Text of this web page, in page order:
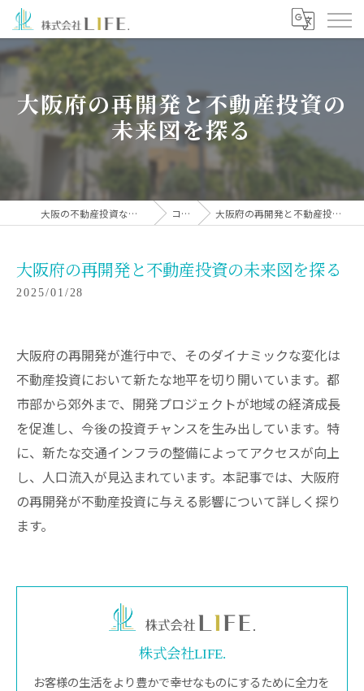
大阪府の再開発と不動産投資の
未来図を探る
大阪の不動産投資なら株式会社LIFE. コラム 大阪府の再開発と不動産投資の未来図を探る
大阪府の再開発と不動産投資の未来図を探る
2025/01/28
大阪府の再開発が進行中で、そのダイナミックな変化は
不動産投資において新たな地平を切り開いています。都
市部から郊外まで、開発プロジェクトが地域の経済成長
を促進し、今後の投資チャンスを生み出しています。特
に、新たな交通インフラの整備によってアクセスが向上
し、人口流入が見込まれています。本記事では、大阪府
の再開発が不動産投資に与える影響について詳しく探り
ます。
株式会社LIFE.
お客様の生活をより豊かで幸せなものにするために全力を